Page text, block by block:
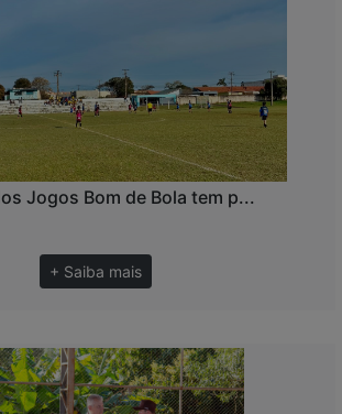
Jogos Bom de Bola tem p...
+ Saiba mais